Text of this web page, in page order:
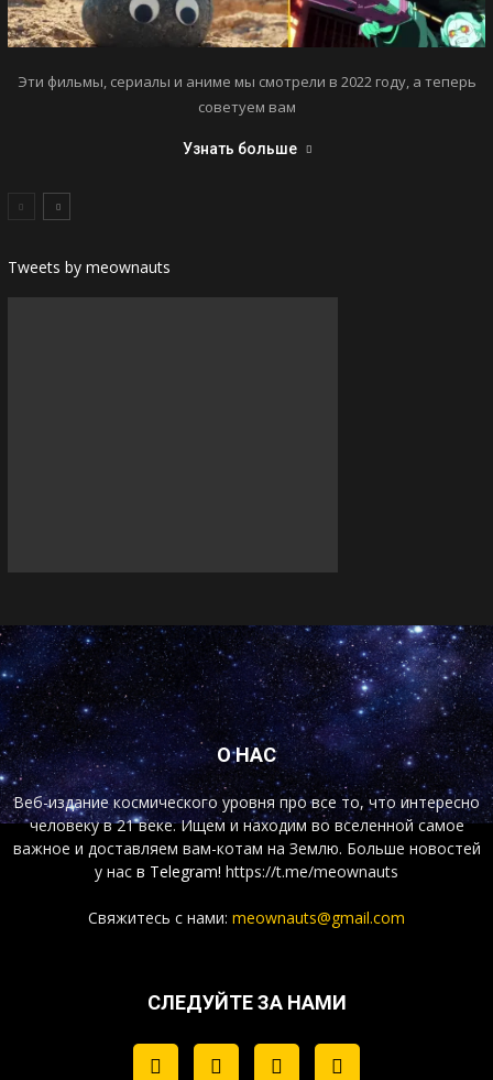
Эти фильмы, сериалы и аниме мы смотрели в 2022 году, а теперь
советуем вам
Узнать больше
Tweets by meownauts
О НАС
Веб-издание космического уровня про все то, что интересно
человеку в 21 веке. Ищем и находим во вселенной самое
важное и доставляем вам-котам на Землю. Больше новостей
у нас в Telegram! https://t.me/meownauts
Свяжитесь с нами: meownauts@gmail.com
СЛЕДУЙТЕ ЗА НАМИ